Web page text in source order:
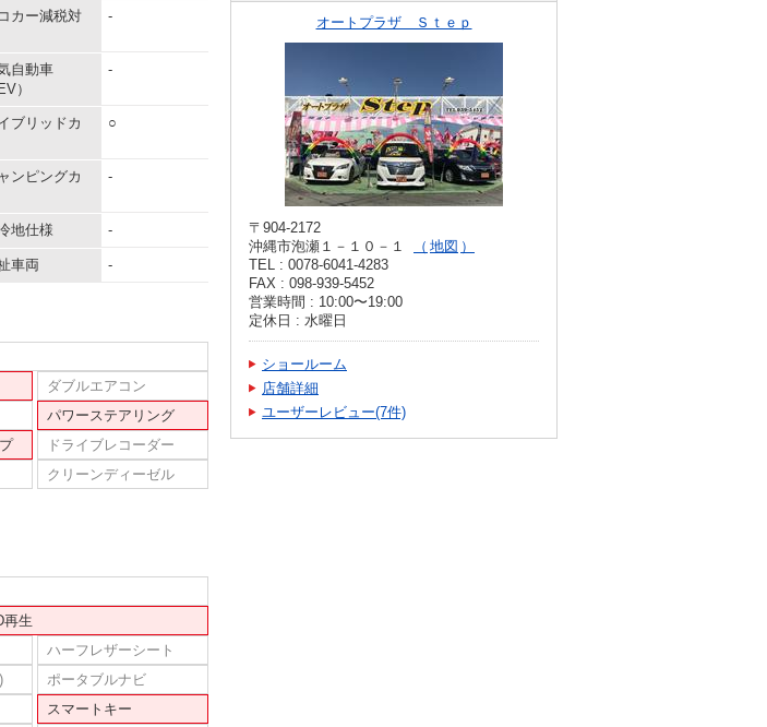
カー減税対
-
自動車
）
-
ブリッドカ
○
ンピングカ
-
地仕様 -
車両 -
ダブルエアコン
パワーステアリング
ドライブレコーダー
クリーンディーゼル
再生
ハーフレザーシート
ポータブルナビ
スマートキー
オートプラザ Ｓｔｅｐ
〒904-2172
沖縄市泡瀬１－１０－１
地図
TEL : 0078-6041-4283
FAX : 098-939-5452
営業時間 : 10:00〜19:00
定休日 : 水曜日
ショールーム
店舗詳細
ユーザーレビュー(7件)